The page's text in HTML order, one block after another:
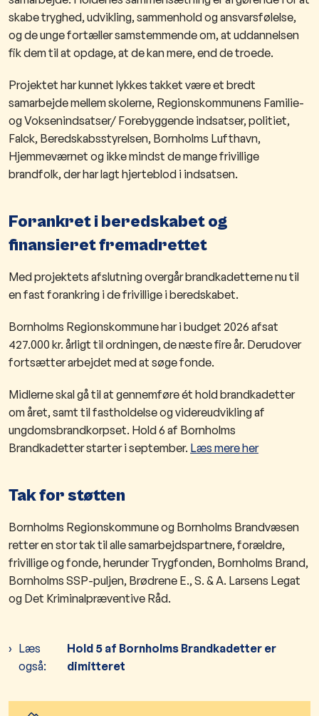
skabe tryghed, udvikling, sammenhold og ansvarsfølelse,
og de unge fortæller samstemmende om, at uddannelsen
fik dem til at opdage, at de kan mere, end de troede.
Projektet har kunnet lykkes takket være et bredt
samarbejde mellem skolerne, Regionskommunens Familie-
og Voksenindsatser/ Forebyggende indsatser, politiet,
Falck, Beredskabsstyrelsen, Bornholms Lufthavn,
Hjemmeværnet og ikke mindst de mange frivillige
brandfolk, der har lagt hjerteblod i indsatsen.
Forankret i beredskabet og
finansieret fremadrettet
Med projektets afslutning overgår brandkadetterne nu til
en fast forankring i de frivillige i beredskabet.
Bornholms Regionskommune har i budget 2026 afsat
427.000 kr. årligt til ordningen, de næste fire år. Derudover
fortsætter arbejdet med at søge fonde.
Midlerne skal gå til at gennemføre ét hold brandkadetter
om året, samt til fastholdelse og videreudvikling af
ungdomsbrandkorpset. Hold 6 af Bornholms
Brandkadetter starter i september. Læs mere her
Tak for støtten
Bornholms Regionskommune og Bornholms Brandvæsen
retter en stor tak til alle samarbejdspartnere, forældre,
frivillige og fonde, herunder Trygfonden, Bornholms Brand,
Bornholms SSP-puljen, Brødrene E., S. & A. Larsens Legat
og Det Kriminalpræventive Råd.
Læs
også:
Hold 5 af Bornholms Brandkadetter er
dimitteret